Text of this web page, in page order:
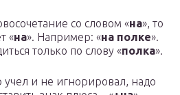
со словом «на», то
«на». Например: «на полке».
только по слову «полка».
учел и не игнорировал, надо